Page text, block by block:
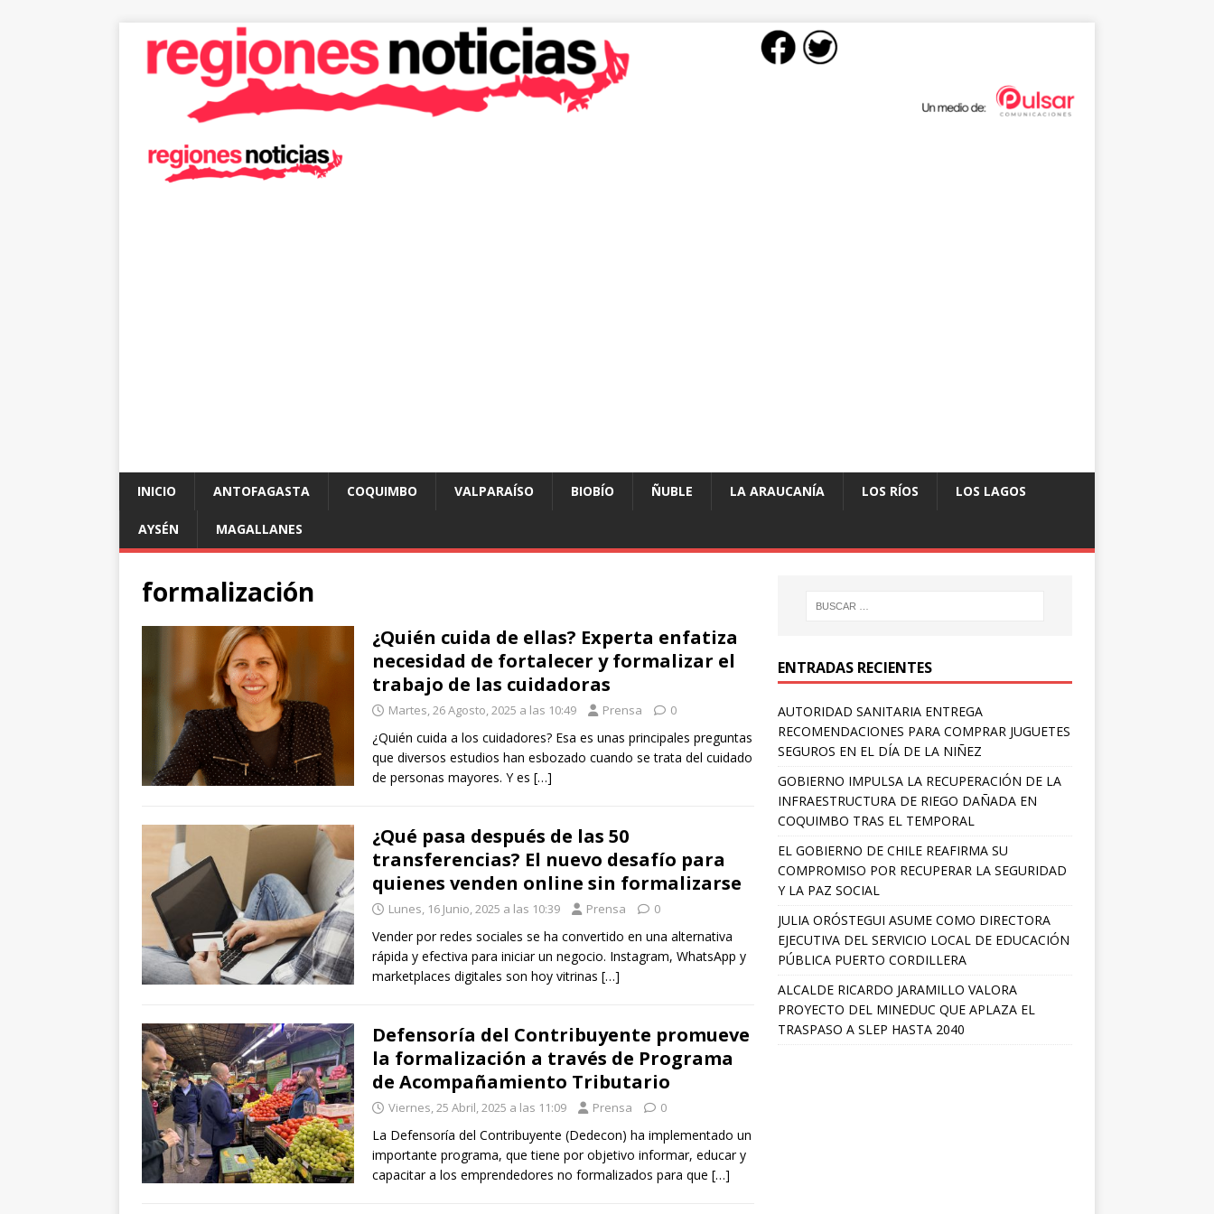
INICIO ANTOFAGASTA COQUIMBO VALPARAÍSO BIOBÍO ÑUBLE LA ARAUCANÍA LOS RÍOS LOS LAGOS
AYSÉN MAGALLANES
formalización
¿Quién cuida de ellas? Experta enfatiza
necesidad de fortalecer y formalizar el
trabajo de las cuidadoras
Martes, 26 Agosto, 2025 a las 10:49 Prensa 0
¿Quién cuida a los cuidadores? Esa es unas principales preguntas
que diversos estudios han esbozado cuando se trata del cuidado
de personas mayores. Y es […]
¿Qué pasa después de las 50
transferencias? El nuevo desafío para
quienes venden online sin formalizarse
Lunes, 16 Junio, 2025 a las 10:39 Prensa 0
Vender por redes sociales se ha convertido en una alternativa
rápida y efectiva para iniciar un negocio. Instagram, WhatsApp y
marketplaces digitales son hoy vitrinas […]
Defensoría del Contribuyente promueve
la formalización a través de Programa
de Acompañamiento Tributario
Viernes, 25 Abril, 2025 a las 11:09 Prensa 0
La Defensoría del Contribuyente (Dedecon) ha implementado un
importante programa, que tiene por objetivo informar, educar y
capacitar a los emprendedores no formalizados para que […]
ENTRADAS RECIENTES
AUTORIDAD SANITARIA ENTREGA
RECOMENDACIONES PARA COMPRAR JUGUETES
SEGUROS EN EL DÍA DE LA NIÑEZ
GOBIERNO IMPULSA LA RECUPERACIÓN DE LA
INFRAESTRUCTURA DE RIEGO DAÑADA EN
COQUIMBO TRAS EL TEMPORAL
EL GOBIERNO DE CHILE REAFIRMA SU
COMPROMISO POR RECUPERAR LA SEGURIDAD
Y LA PAZ SOCIAL
JULIA ORÓSTEGUI ASUME COMO DIRECTORA
EJECUTIVA DEL SERVICIO LOCAL DE EDUCACIÓN
PÚBLICA PUERTO CORDILLERA
ALCALDE RICARDO JARAMILLO VALORA
PROYECTO DEL MINEDUC QUE APLAZA EL
TRASPASO A SLEP HASTA 2040